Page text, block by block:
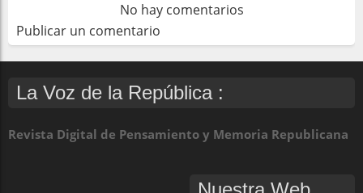
No hay comentarios
Publicar un comentario
La Voz de la República :
Revista Digital de Pensamiento y Memoria Republicana